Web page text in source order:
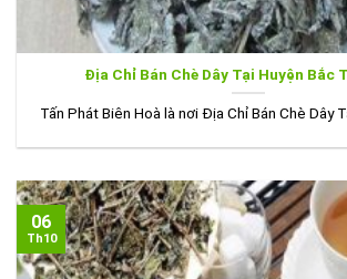
Địa Chỉ Bán Chè Dây Tại Huyện Bắc
Tấn Phát Biên Hoà là nơi Địa Chỉ Bán Chè Dây
06
Th10